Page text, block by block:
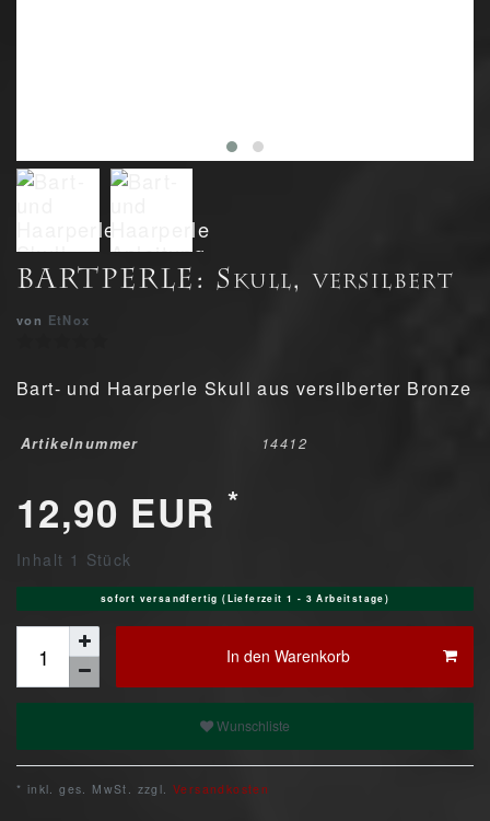
BARTPERLE: Skull, versilbert
von EtNox
Bart- und Haarperle Skull aus versilberter Bronze
Artikelnummer 14412
12,90 EUR *
Inhalt 1 Stück
sofort versandfertig (Lieferzeit 1 - 3 Arbeitstage)
In den Warenkorb
Wunschliste
* inkl. ges. MwSt. zzgl. Versandkosten